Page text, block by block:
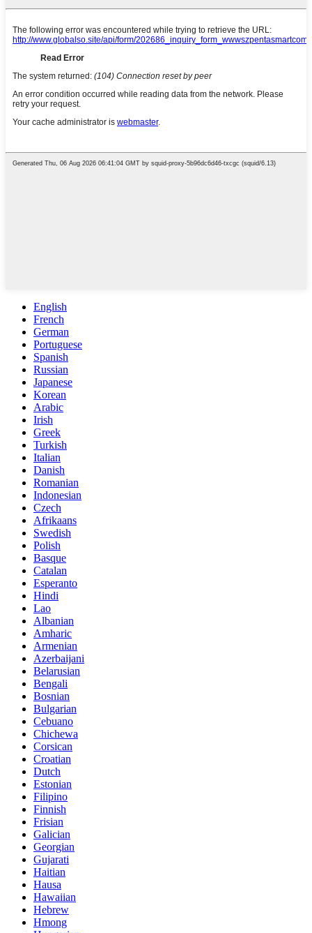
English
French
German
Portuguese
Spanish
Russian
Japanese
Korean
Arabic
Irish
Greek
Turkish
Italian
Danish
Romanian
Indonesian
Czech
Afrikaans
Swedish
Polish
Basque
Catalan
Esperanto
Hindi
Lao
Albanian
Amharic
Armenian
Azerbaijani
Belarusian
Bengali
Bosnian
Bulgarian
Cebuano
Chichewa
Corsican
Croatian
Dutch
Estonian
Filipino
Finnish
Frisian
Galician
Georgian
Gujarati
Haitian
Hausa
Hawaiian
Hebrew
Hmong